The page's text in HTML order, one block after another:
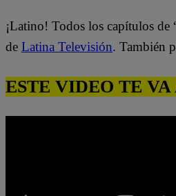
¡Latino! Todos los capítulos de
de Latina Televisión. También
ESTE VIDEO TE